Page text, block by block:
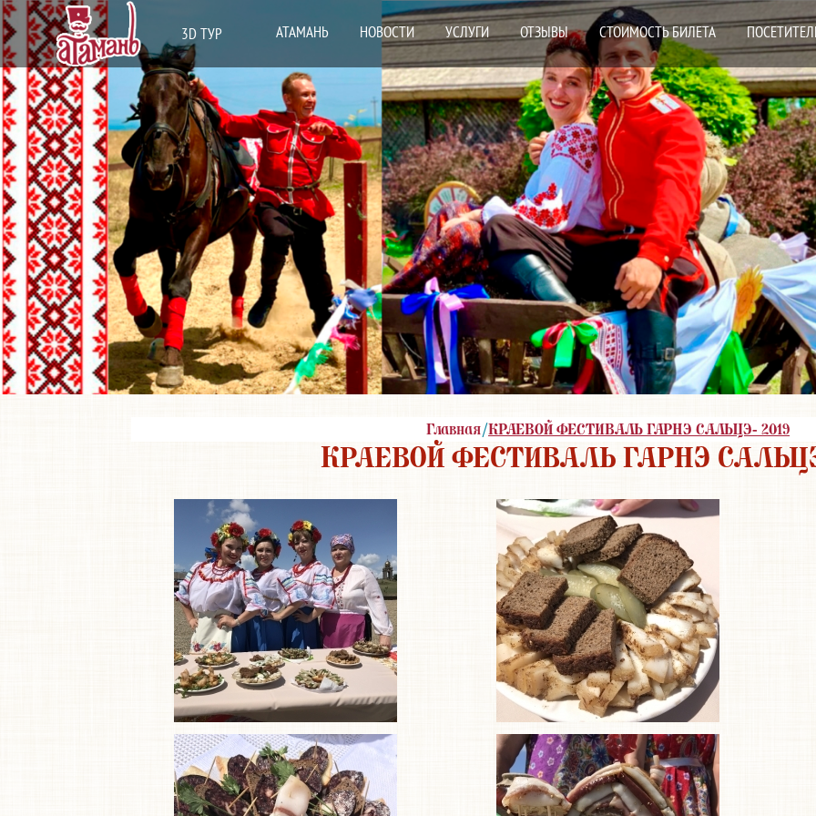
3D ТУР АТАМАНЬ НОВОСТИ УСЛУГИ ОТЗЫВЫ СТОИМОСТЬ БИЛЕТА
Главная/КРАЕВОЙ ФЕСТИВАЛЬ ГАРНЭ САЛЬЦЭ- 2019
КРАЕВОЙ ФЕСТИВАЛЬ ГАРНЭ